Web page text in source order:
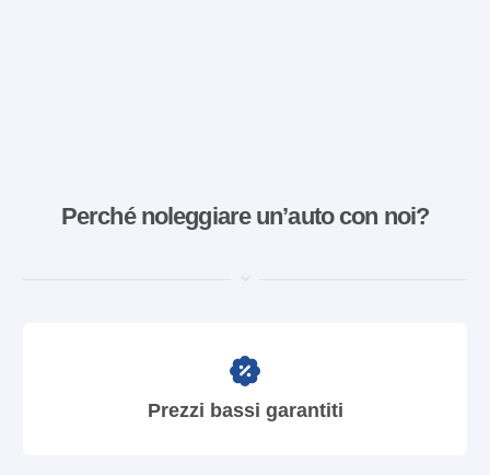
Perché noleggiare un’auto con noi?
Prezzi bassi garantiti